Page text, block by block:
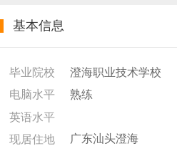
基本信息
毕业院校
澄海职业技术学校
电脑水平
熟练
英语水平
现居住地
广东汕头澄海